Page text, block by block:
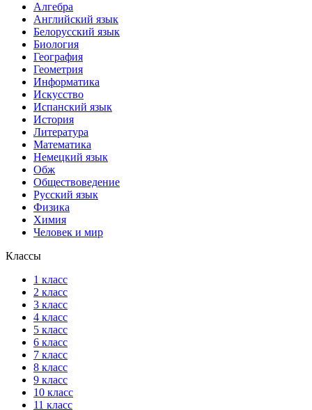
Алгебра
Английский язык
Белорусский язык
Биология
География
Геометрия
Информатика
Искусство
Испанский язык
История
Литература
Математика
Немецкий язык
Обж
Обществоведение
Русский язык
Физика
Химия
Человек и мир
Классы
1 класс
2 класс
3 класс
4 класс
5 класс
6 класс
7 класс
8 класс
9 класс
10 класс
11 класс